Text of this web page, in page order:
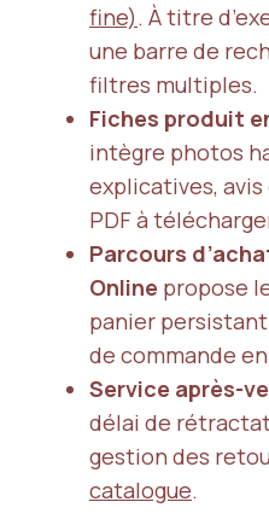
fine). À titre
une barre de
filtres multiples.
Fiches produit
intègre photos
explicatives,
PDF à
Parcours
Online propose
panier
de commande
Service après-
délai de
gestion des
catalogue.